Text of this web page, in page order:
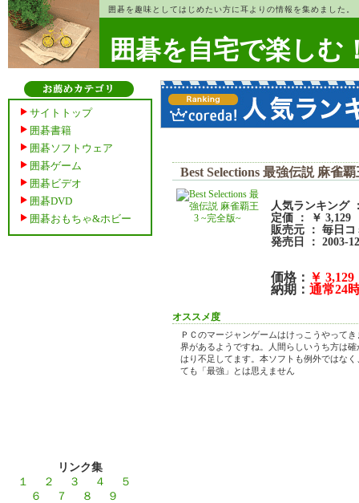
囲碁を趣味としてはじめたい方に耳よりの情報を集めました。
囲碁を自宅で楽しむ
サイトトップ
囲碁書籍
囲碁ソフトウェア
囲碁ゲーム
囲碁ビデオ
囲碁DVD
囲碁おもちゃ&ホビー
リンク集
１
２ ３ ４
５
６
７ ８ ９
Best Selections 最強伝説 麻雀
人気ランキング
定価 ： ￥ 3,129
販売元 ： 毎日
発売日 ： 2003-
価格： ￥ 3,129
納期： 通常24
オススメ度
ＰＣのマージャンゲームはけっこうやって
界があるようですね。人間らしいうち方は
はり不足してます。本ソフトも例外ではな
ても「最強」とは思えません